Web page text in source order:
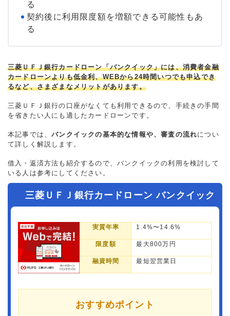
る
契約後に利用限度額を増額できる可能性もあ
る
三菱ＵＦＪ銀行カードローン「バンクイック」には、消費者金融
カードローンよりも低金利、WEBから24時間いつでも申込でき
るなど、さまざまなメリットがあります。
三菱ＵＦＪ銀行の口座がなくても利用できるので、手続きの手間
を省きたい人にも適したカードローンです。
本記事では、バンクイックの基本的な情報や、審査の流れについ
て詳しく解説します。
借入・返済方法も紹介するので、バンクイックの利用を検討して
いる人は参考にしてください。
三菱ＵＦＪ銀行カードローン バンクイック
実質年率 1.4%〜14.6%
限度額 最大800万円
融資時間 最短翌営業日
おすすめポイント